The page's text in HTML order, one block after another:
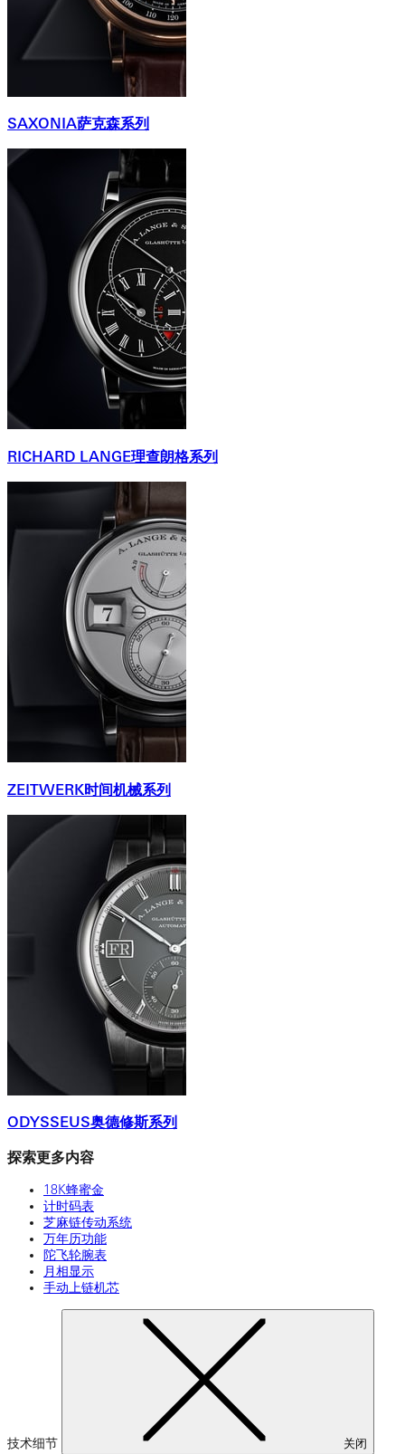
SAXONIA萨克森系列
RICHARD LANGE理查朗格系列
ZEITWERK时间机械系列
ODYSSEUS奥德修斯系列
探索更多内容
18K蜂蜜金
计时码表
芝麻链传动系统
万年历功能
陀飞轮腕表
月相显示
手动上链机芯
技术细节 关闭